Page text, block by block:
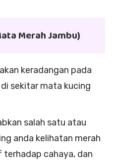
Merah Jambu)
keradangan pada
sekitar mata kucing
salah satu atau
anda kelihatan merah
cahaya, dan